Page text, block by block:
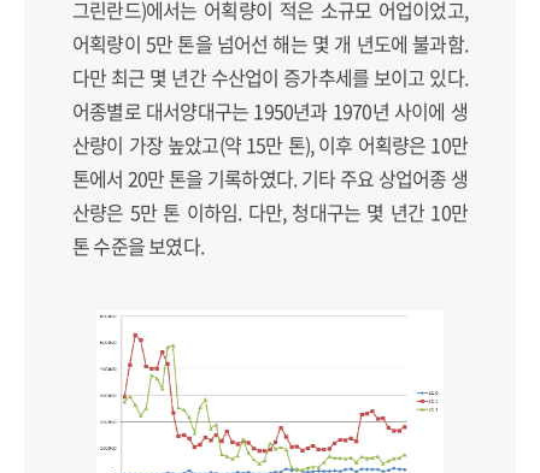
그린란드)에서는 어획량이 적은 소규모 어업이었고,
어획량이 5만 톤을 넘어선 해는 몇 개 년도에 불과함.
다만 최근 몇 년간 수산업이 증가추세를 보이고 있다.
어종별로 대서양대구는 1950년과 1970년 사이에 생
산량이 가장 높았고(약 15만 톤), 이후 어획량은 10만
톤에서 20만 톤을 기록하였다. 기타 주요 상업어종 생
산량은 5만 톤 이하임. 다만, 청대구는 몇 년간 10만
톤 수준을 보였다.